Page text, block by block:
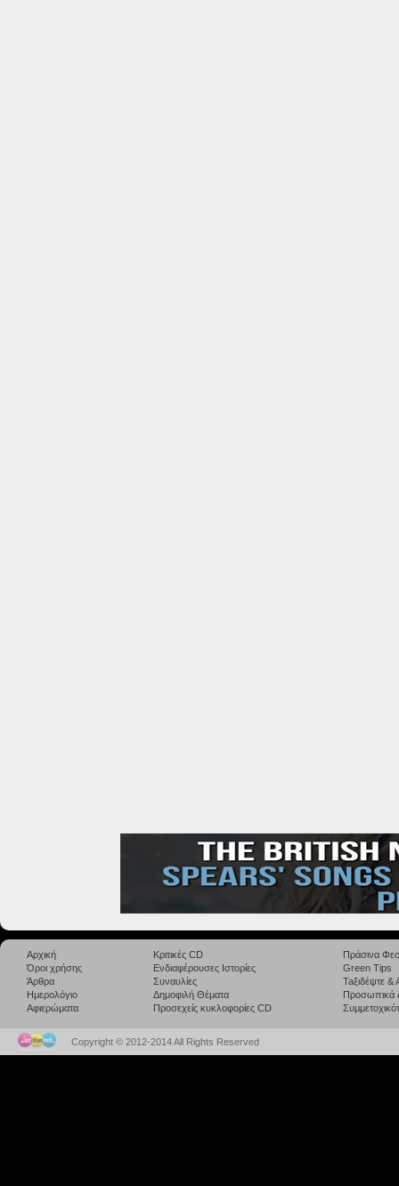
Αρχική
Όροι χρήσης
Άρθρα
Ημερολόγιο
Αφιερώματα
Κριτικές CD
Ενδιαφέρουσες Ιστορίες
Συναυλίες
Δημοφιλή Θέματα
Προσεχείς κυκλοφορίες CD
Πράσινα
Green Tips
Taξιδέψτε
Προσωπικά
Copyright © 2012-2014 All Rights Reserved